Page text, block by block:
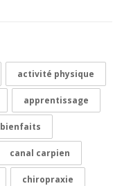
activité physique
apprentissage
bienfaits
canal carpien
chiropraxie